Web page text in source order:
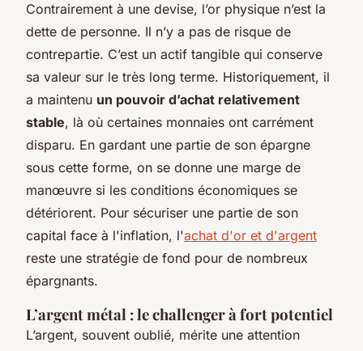
Contrairement à une devise, l’or physique n’est la
dette de personne. Il n’y a pas de risque de
contrepartie. C’est un actif tangible qui conserve
sa valeur sur le très long terme. Historiquement, il
a maintenu un pouvoir d’achat relativement
stable, là où certaines monnaies ont carrément
disparu. En gardant une partie de son épargne
sous cette forme, on se donne une marge de
manœuvre si les conditions économiques se
détériorent. Pour sécuriser une partie de son
capital face à l'inflation, l'achat d'or et d'argent
reste une stratégie de fond pour de nombreux
épargnants.
L’argent métal : le challenger à fort potentiel
L’argent, souvent oublié, mérite une attention